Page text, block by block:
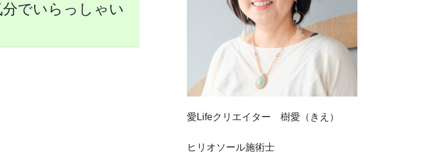
でいらっしゃい
愛Lifeクリエイター 樹愛（きえ）
ヒリオソール施術士